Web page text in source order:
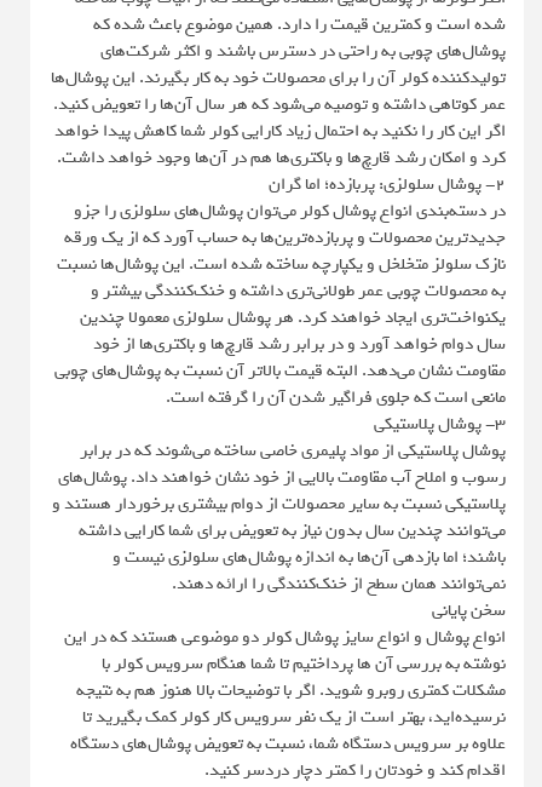
شده است و کمترین قیمت را دارد. همین موضوع باعث شده که
پوشال‌های چوبی به راحتی در دسترس باشند و اکثر شرکت‌های
تولیدکننده کولر آن را برای محصولات خود به کار بگیرند. این پوشال‌ها
عمر کوتاهی داشته و توصیه می‌شود که هر سال آن‌ها را تعویض کنید.
اگر این کار را نکنید به احتمال زیاد کارایی کولر شما کاهش پیدا خواهد
کرد و امکان رشد قارچ‌ها و باکتری‌ها هم در آن‌ها وجود خواهد داشت.
2- پوشال سلولزی: پربازده؛ اما گران
در دسته‌بندی انواع پوشال کولر می‌توان پوشال‌های سلولزی را جزو
جدیدترین محصولات و پربازده‌ترین‌ها به حساب آورد که از یک ورقه
نازک سلولز متخلخل و یکپارچه ساخته شده است. این پوشال‌ها نسبت
به محصولات چوبی عمر طولانی‌تری داشته و خنک‌کنندگی بیشتر و
یکنواخت‌تری ایجاد خواهند کرد. هر پوشال سلولزی معمولا چندین
سال دوام خواهد آورد و در برابر رشد قارچ‌ها و باکتری‌ها از خود
مقاومت نشان می‌دهد. البته قیمت بالاتر آن نسبت به پوشال‌های چوبی
مانعی است که جلوی فراگیر شدن آن را گرفته است.
3- پوشال پلاستیکی
پوشال پلاستیکی از مواد پلیمری خاصی ساخته می‌شوند که در برابر
رسوب و املاح آب مقاومت بالایی از خود نشان خواهند داد. پوشال‌های
پلاستیکی نسبت به سایر محصولات از دوام بیشتری برخوردار هستند و
می‌توانند چندین سال بدون نیاز به تعویض برای شما کارایی داشته
باشند؛ اما بازدهی آن‌ها به اندازه پوشال‌های سلولزی نیست و
نمی‌توانند همان سطح از خنک‌کنندگی را ارائه دهند.
سخن پایانی
انواع پوشال و انواع سایز پوشال کولر دو موضوعی هستند که در این
نوشته به بررسی آن ها پرداختیم تا شما هنگام سرویس کولر با
مشکلات کمتری روبرو شوید. اگر با توضیحات بالا هنوز هم به نتیجه
نرسیده‌اید، بهتر است از یک نفر سرویس کار کولر کمک بگیرید تا
علاوه بر سرویس دستگاه شما، نسبت به تعویض پوشال‌های دستگاه
اقدام کند و خودتان را کمتر دچار دردسر کنید.